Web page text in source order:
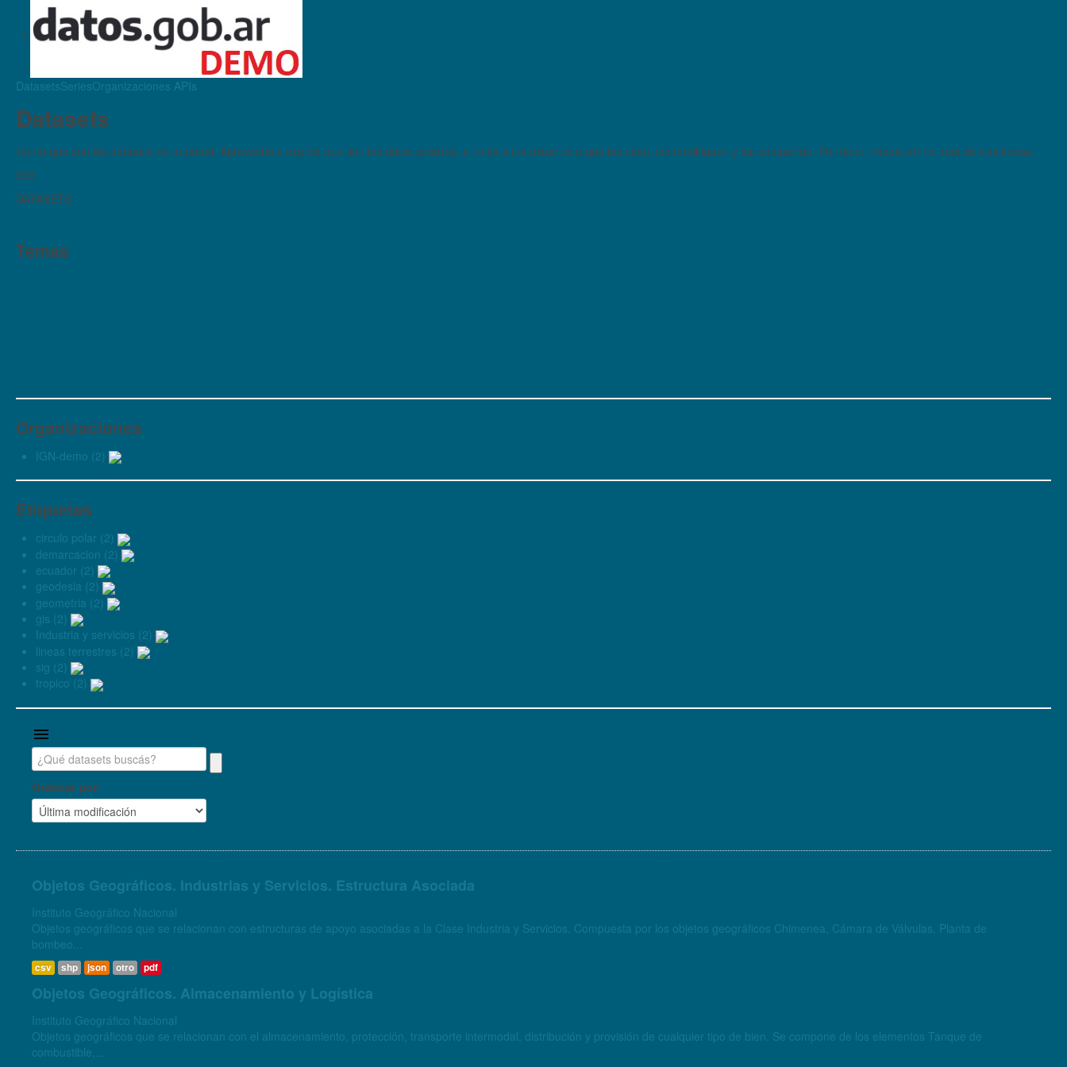
DatasetsSeriesOrganizaciones APIs
Datasets
Contá qué son los datasets de tu portal. Aprovechá y explicá qué son los datos abiertos, e invitá a tus usuarios a que los usen, los modifiquen y los compartan. Por favor, hacelo en no más de tres líneas.
308
DATASETS
Temas
Organizaciones
IGN-demo (2)
Etiquetas
circulo polar (2)
demarcacion (2)
ecuador (2)
geodesia (2)
geometria (2)
gis (2)
Industria y servicios (2)
lineas terrestres (2)
sig (2)
tropico (2)
Ordenar por
Objetos Geográficos. Industrias y Servicios. Estructura Asociada
Instituto Geográfico Nacional
Objetos geográficos que se relacionan con estructuras de apoyo asociadas a la Clase Industria y Servicios. Compuesta por los objetos geográficos Chimenea, Cámara de Válvulas, Planta de
bombeo...
csv shp json otro pdf
Objetos Geográficos. Almacenamiento y Logística
Instituto Geográfico Nacional
Objetos geográficos que se relacionan con el almacenamiento, protección, transporte intermodal, distribución y provisión de cualquier tipo de bien. Se compone de los elementos Tanque de
combustible,...